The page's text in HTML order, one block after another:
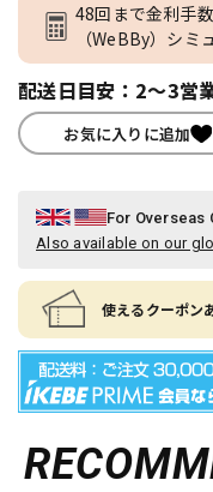
48回まで金利手
（WeBBy）シミ
配送日目安：2～3営
お気に入りに追加
For Overseas
Also available on our
使えるクーポン